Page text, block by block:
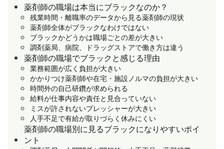
薬剤師の職場は本当にブラックなのか？
残業時間・離職率のデータから見る薬剤師の現状
薬剤師全体がブラックなわけではない
ブラックかどうかは職場ごとの差が大きい
調剤薬局、病院、ドラッグストアで働き方は違う
薬剤師の職場でブラックと感じる理由
業務範囲が広く負担が大きい
かかりつけ薬剤師や在宅・施設ノルマの負担が大きい
時間外の自己研鑽が求められる
給料が仕事内容や責任と見合っていない
ミスが許されないプレッシャーが大きい
人手不足で有給が取りづらく休みにくい
薬剤師の職場別に見るブラックになりやすいポイ
ント